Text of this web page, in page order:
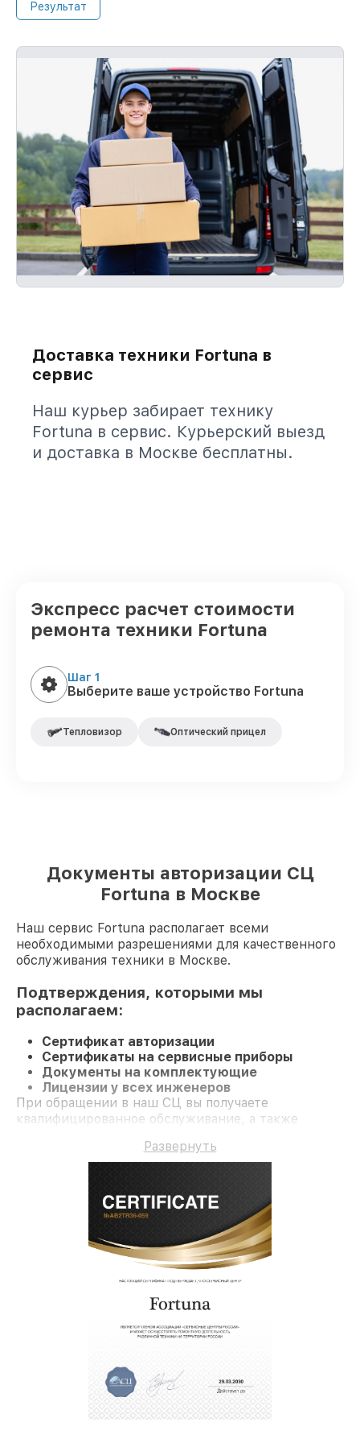
мы восстановим повторно без задержек
Результат
Доставка техники Fortuna в
сервис
Наш курьер забирает технику
Fortuna в сервис. Курьерский выезд
и доставка в Москве бесплатны.
Экспресс расчет стоимости
ремонта техники Fortuna
Шаг 1
Выберите ваше устройство Fortuna
Тепловизор Оптический прицел
Документы авторизации СЦ
Fortuna в Москве
Наш сервис Fortuna располагает всеми
необходимыми разрешениями для качественного
обслуживания техники в Москве.
Подтверждения, которыми мы
располагаем:
Сертификат авторизации
Сертификаты на сервисные приборы
Документы на комплектующие
Лицензии у всех инженеров
При обращении в наш СЦ вы получаете
квалифицированное обслуживание, а также
Развернуть